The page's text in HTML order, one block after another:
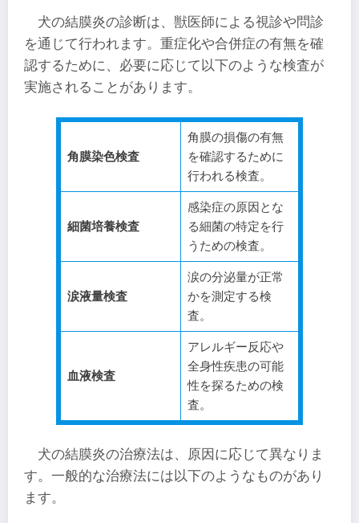
犬の結膜炎の診断は、獣医師による視診や問診
を通じて行われます。重症化や合併症の有無を確
認するために、必要に応じて以下のような検査が
実施されることがあります。
角膜染色検査
角膜の損傷の有無
を確認するために
行われる検査。
細菌培養検査
​感染症の原因とな
る細菌の特定を行
うための検査。
涙液量検査
涙の分泌量が正常
かを測定する検
査。
血液検査
アレルギー反応や
全身性疾患の可能
性を探るための検
査。
犬の結膜炎の治療法は、原因に応じて異なりま
す。一般的な治療法には以下のようなものがあり
ます。